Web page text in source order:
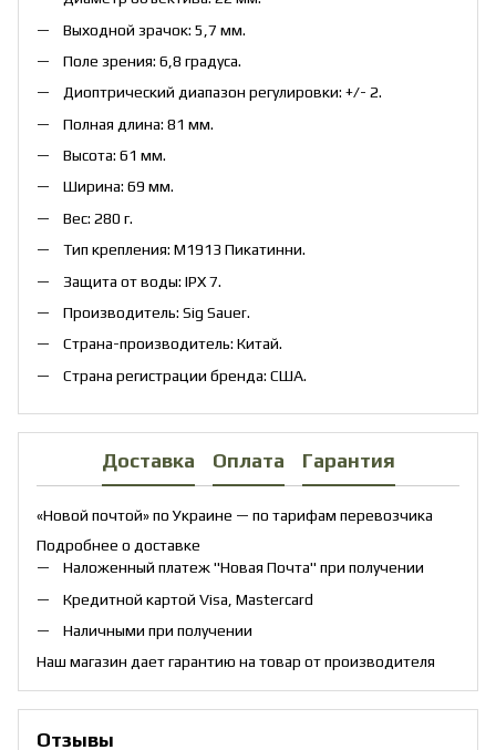
Выходной зрачок: 5,7 мм.
Поле зрения: 6,8 градуса.
Диоптрический диапазон регулировки: +/- 2.
Полная длина: 81 мм.
Высота: 61 мм.
Ширина: 69 мм.
Вес: 280 г.
Тип крепления: M1913 Пикатинни.
Защита от воды: IPX 7.
Производитель: Sig Sauer.
Страна-производитель: Китай.
Страна регистрации бренда: США.
Доставка Оплата Гарантия
«Новой почтой» по Украине — по тарифам перевозчика
Подробнее о доставке
Наложенный платеж "Новая Почта" при получении
Кредитной картой Visa, Mastercard
Наличными при получении
Наш магазин дает гарантию на товар от производителя
Отзывы